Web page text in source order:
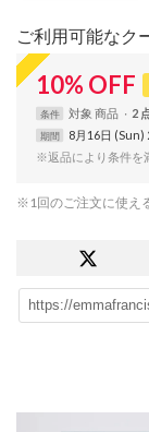
ご利用可能なク
10% OFF
条件 対象 商品 2
期間 8月16日 (Sun)
※返品により条件を
※1回のご注文に使え